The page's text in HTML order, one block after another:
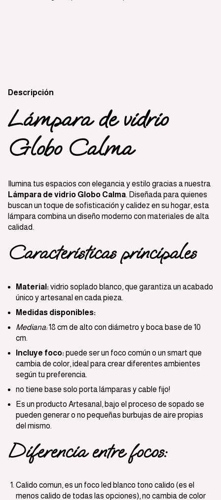
Descripción
Lámpara de vidrio
Globo Calma
Ilumina tus espacios con elegancia y estilo gracias a nuestra
Lámpara de vidrio Globo Calma. Diseñada para quienes
buscan un toque de sofisticación y calidez en su hogar, esta
lámpara combina un diseño moderno con materiales de alta
calidad.
Características principales
Material: vidrio soplado blanco, que garantiza un acabado
único y artesanal en cada pieza.
Medidas disponibles:
Mediana:18 cm de alto con diámetro y boca base de 10
cm.
Incluye foco: puede ser un foco común o un smart que
cambia de color, ideal para crear diferentes ambientes
según tu preferencia.
no tiene base solo porta lámparas y cable fijo!
Es un producto Artesanal, bajo el proceso de sopado se
pueden generar o no pequeñas burbujas de aire propias
del mismo.
Diferencia entre focos:
Calido comun, es un foco led blanco tono calido (es el
menos calido de todas las opciones), no cambia de color